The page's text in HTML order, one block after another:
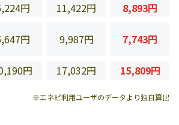
円 11,422円
8,893円
円 9,987円 7,743円
円 17,032円 15,809円
※エネピ利用ユーザのデータより独自算出